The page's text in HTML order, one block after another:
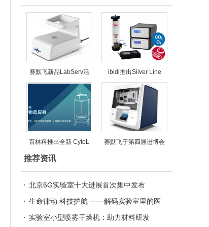
赛默飞新品LabServ活 ibidi推出Silver Line
百林科推出全新 CytoL 赛默飞于第四届进博会
推荐资讯
北京6G实验室十大进展首次集中发布
生命律动 科技护航 ——解码实验室里的医
学“黑科技”
实验室小型喷雾干燥机：助力材料研发